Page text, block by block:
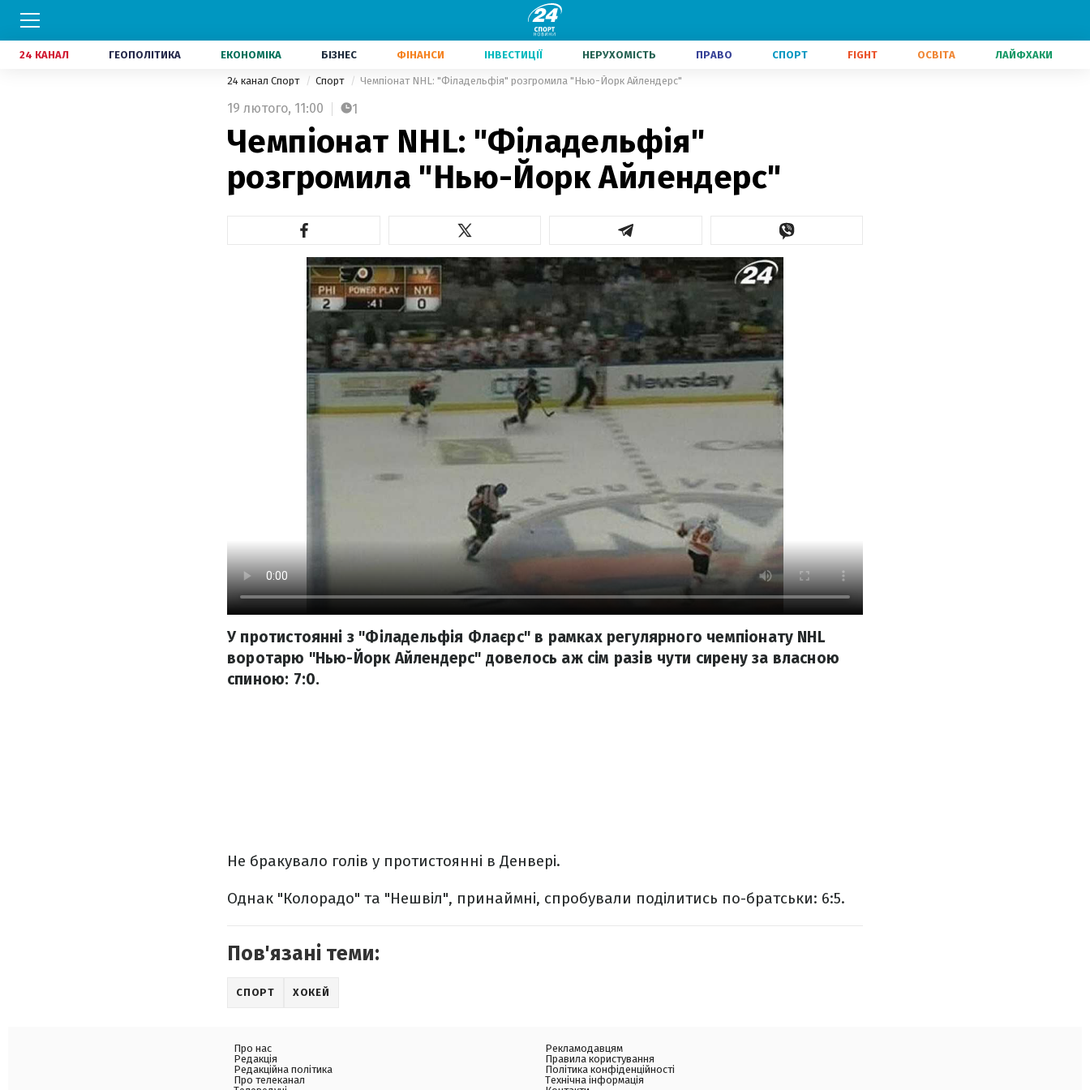
24 КАНАЛ ГЕОПОЛІТИКА ЕКОНОМІКА БІЗНЕС ФІНАНСИ ІНВЕСТИЦІЇ НЕРУХОМІСТЬ ПРАВО СПОРТ FIGHT ОСВІТА ЛАЙФХАКИ
24 канал Спорт Спорт Чемпіонат NHL: "Філадельфія" розгромила "Нью-Йорк Айлендерс"
19 лютого, 11:00 1
Чемпіонат NHL: "Філадельфія"
розгромила "Нью-Йорк Айлендерс"
У протистоянні з "Філадельфія Флаєрс" в рамках регулярного чемпіонату NHL
воротарю "Нью-Йорк Айлендерс" довелось аж сім разів чути сирену за власною
спиною: 7:0.
Не бракувало голів у протистоянні в Денвері.
Однак "Колорадо" та "Нешвіл", принаймні, спробували поділитись по-братськи: 6:5.
Пов'язані теми:
СПОРТ ХОКЕЙ
Про нас
Редакція
Редакційна політика
Про телеканал
Рекламодавцям
Правила користування
Політика конфіденційності
Технічна інформація